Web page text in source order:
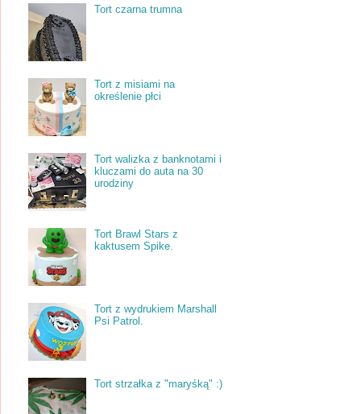
Tort czarna trumna
Tort z misiami na
określenie płci
Tort walizka z banknotami i
kluczami do auta na 30
urodziny
Tort Brawl Stars z
kaktusem Spike.
Tort z wydrukiem Marshall
Psi Patrol.
Tort strzałka z "maryśką" :)